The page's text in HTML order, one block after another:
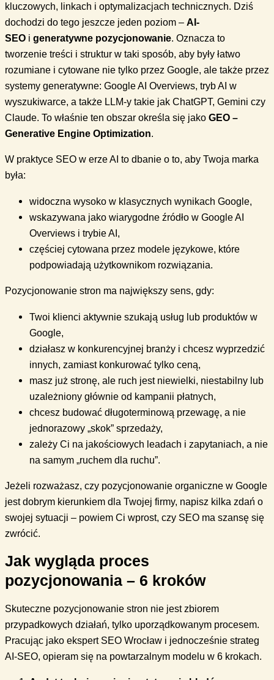
kluczowych, linkach i optymalizacjach technicznych. Dziś
dochodzi do tego jeszcze jeden poziom – AI-
SEO i generatywne pozycjonowanie. Oznacza to
tworzenie treści i struktur w taki sposób, aby były łatwo
rozumiane i cytowane nie tylko przez Google, ale także przez
systemy generatywne: Google AI Overviews, tryb AI w
wyszukiwarce, a także LLM-y takie jak ChatGPT, Gemini czy
Claude. To właśnie ten obszar określa się jako GEO –
Generative Engine Optimization.
W praktyce SEO w erze AI to dbanie o to, aby Twoja marka
była:
widoczna wysoko w klasycznych wynikach Google,
wskazywana jako wiarygodne źródło w Google AI
Overviews i trybie AI,
częściej cytowana przez modele językowe, które
podpowiadają użytkownikom rozwiązania.
Pozycjonowanie stron ma największy sens, gdy:
Twoi klienci aktywnie szukają usług lub produktów w
Google,
działasz w konkurencyjnej branży i chcesz wyprzedzić
innych, zamiast konkurować tylko ceną,
masz już stronę, ale ruch jest niewielki, niestabilny lub
uzależniony głównie od kampanii płatnych,
chcesz budować długoterminową przewagę, a nie
jednorazowy „skok” sprzedaży,
zależy Ci na jakościowych leadach i zapytaniach, a nie
na samym „ruchem dla ruchu”.
Jeżeli rozważasz, czy pozycjonowanie organiczne w Google
jest dobrym kierunkiem dla Twojej firmy, napisz kilka zdań o
swojej sytuacji – powiem Ci wprost, czy SEO ma szansę się
zwrócić.
Jak wygląda proces
pozycjonowania – 6 kroków
Skuteczne pozycjonowanie stron nie jest zbiorem
przypadkowych działań, tylko uporządkowanym procesem.
Pracując jako ekspert SEO Wrocław i jednocześnie strateg
AI-SEO, opieram się na powtarzalnym modelu w 6 krokach.